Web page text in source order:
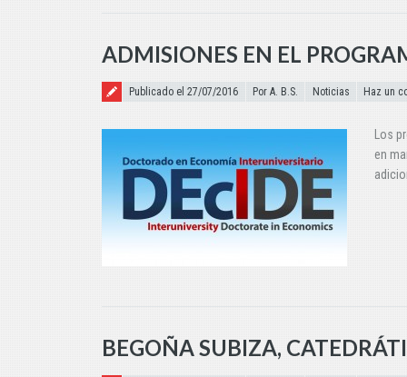
ADMISIONES EN EL
Publicado el
Publicado el 27/07/2016 Por A. B.S. Noticias Haz un
Los
en
BEGOÑA SUBIZA,